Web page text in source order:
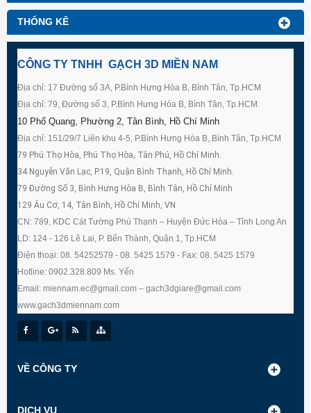
THỐNG KÊ
CÔNG TY TNHH GẠCH 3D MIỀN NAM
Địa chỉ: 17 Đường số 3A, P.Bình Hưng Hòa B, Bình Tân, Tp.HCM
Địa chỉ: 79, Đường số 3, P.Bình Hưng Hòa B, Bình Tân, Tp.HCM
10 Phổ Quang, Phường 2, Tân Bình, Hồ Chí Minh
Địa chỉ: 151/29/7 Liên khu 4-5, P.Bình Hưng Hòa B, Bình Tân, Tp.HCM
79 Phú Thọ Hòa, Phú Thọ Hòa, Tân Phú, Hồ Chí Minh.
34 Nguyễn Văn Lạc, P.19, Quận Bình Thạnh, Hồ Chí Minh.
79 Đường Số 3, Bình Hưng Hòa B, Bình Tân, Hồ Chí Minh
129 Âu Cơ, 14, Tân Bình, Hồ Chí Minh, VN
CN: 789, KDC Cát Tường Phú Thạnh – Huyện Đức Hòa – Tỉnh Long An
LD: 124 - 126 Lê Lai, P. Bến Thành, Quận 1, Tp.HCM
Điện thoại: 08. 54252579 - 08. 5425 1579 - Fax: 08. 5425 1579
Hotline: 0902.328.809 Ms. Yến
Email: miennam.ec@gmail.com – gach3dgiare@gmail.com
www.gach3dmiennam.com
VỀ CÔNG TY
DỊCH VỤ